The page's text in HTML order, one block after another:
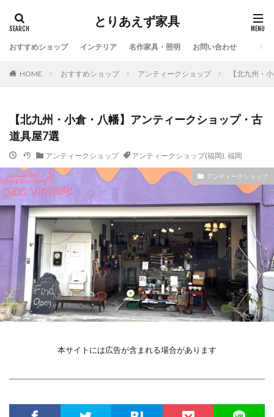
とりあえず家具
おすすめショップ インテリア 名作家具・照明 お問い合わせ
HOME おすすめショップ アンティークショップ 【北九州・
【北九州・小倉・八幡】アンティークショップ・古
道具屋7選
アンティークショップ アンティークショップ(福岡), 福岡
アンティークショップ
本サイトには広告が含まれる場合があります